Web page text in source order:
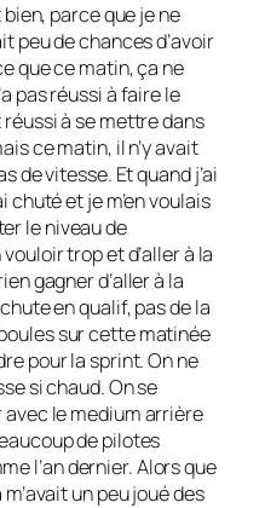
parce que je ne
peu de chances d’avoir
que ce matin, ça ne
pas réussi à faire le
à se mettre dans
ce matin, il n’y avait
de vitesse. Et quand j’ai
chuté et je m’en voulais
le niveau de
trop et d’aller à la
gagner d’aller à la
en qualif, pas de la
sur cette matinée
pour la sprint. On ne
si chaud. On se
avec le medium arrière
de pilotes
l’an dernier. Alors que
un peu joué des